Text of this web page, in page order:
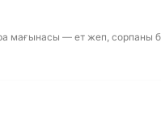
мағынасы — ет жеп, сорпаны